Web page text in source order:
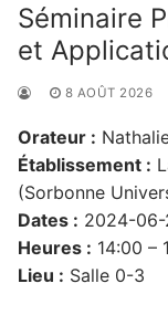
Séminaire
et
8 AOÛT 2026
Orateur :
Établissement :
(Sorbonne
Dates : 2024-
Heures : 14:00 –
Lieu : Salle 0-3